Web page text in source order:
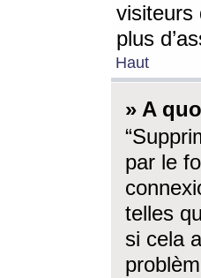
visiteurs
plus
Haut
» A
par le
telles
si cela